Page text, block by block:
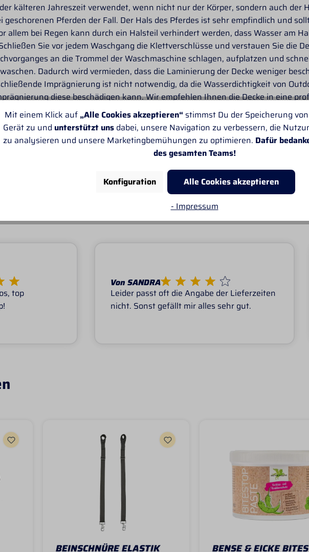
kälteren Jahreszeit verwendet, wenn nicht nur der Körper, sondern auch der
geschorenen Pferden der Fall. Der Hals des Pferdes ist sehr empfindlich und
allem bei Regen kann durch ein Halsteil verhindert werden, dass Wasser am
Sie vor jedem Waschgang die Klettverschlüsse und verstauen Sie die
an die Trommel der Waschmaschine schlagen, aufplatzen und
Dadurch wird vermieden, dass die Laminierung der Decke weniger
Imprägnierung ist nicht notwendig, da die Wasserdichtigkeit von
diese beschädigen kann. Wir empfehlen Ihnen die Decke in eine
zu "Halsteil für Outdoordecke Alaska IV
UNSERE KUNDEN ÜBER
top
Von SANDRA
Leider passt oft die Angabe der Lieferzeiten
nicht. Sonst gefällt mir alles sehr gut.
BEINSCHNÜRE ELASTIK BENSE & EICKE
Mit einem Klick auf „Alle Cookies akzeptieren“stimmst Du der Speicherung
Gerät zu und unterstützt uns dabei, unsere Navigation zu verbessern, die
zu analysieren und unsere Marketingbemühungen zu optimieren. Dafür
des gesamten Teams!
Konfiguration
Alle Cookies akzeptieren
- Impressum